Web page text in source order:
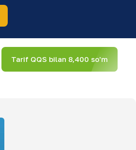
Tarif QQS bilan 8,400 so'm